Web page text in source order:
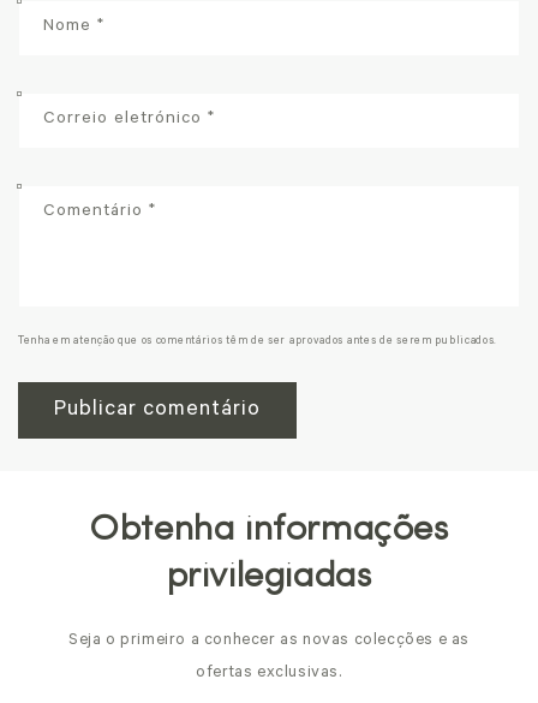
Nome *
Correio eletrónico *
Comentário *
Tenha em atenção que os comentários têm de ser aprovados antes de serem publicados.
Obtenha informações
privilegiadas
Seja o primeiro a conhecer as novas colecções e as
ofertas exclusivas.